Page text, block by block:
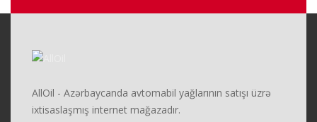
AllOil - Azərbaycanda avtomabil yağlarının satışı üzrə
ixtisaslaşmış internet mağazadır.